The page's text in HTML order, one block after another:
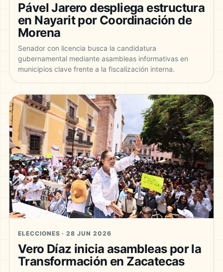
Pável Jarero despliega estructura
en Nayarit por Coordinación de
Morena
Senador con licencia busca la candidatura
gubernamental mediante asambleas informativas en
municipios clave frente a la fiscalización interna.
ELECCIONES · 28 JUN 2026
Vero Díaz inicia asambleas por la
Transformación en Zacatecas